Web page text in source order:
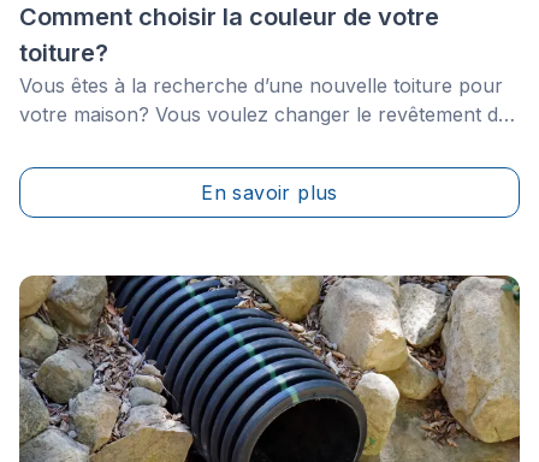
Comment choisir la couleur de votre
toiture?
Vous êtes à la recherche d’une nouvelle toiture pour
votre maison? Vous voulez changer le revêtement de
toiture choisir? Vous êtes au bon endroit! Dans les
lignes qui suivent, nous vous dévoilons tous les
Québec.
En savoir plus